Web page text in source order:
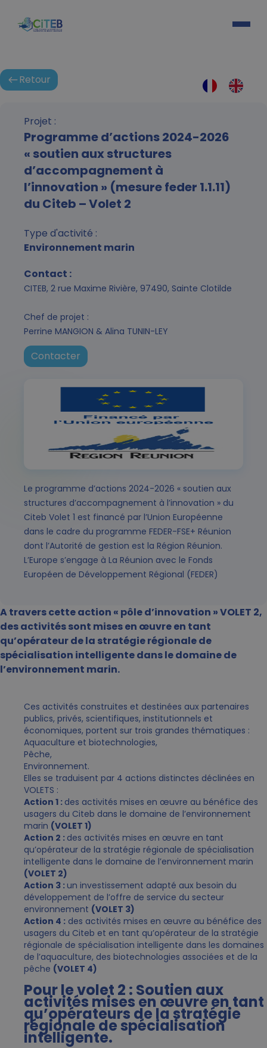
Retour
Projet :
Programme d’actions 2024-2026
« soutien aux structures
d’accompagnement à
l’innovation » (mesure feder 1.1.11)
du Citeb – Volet 2
Type d'activité :
Environnement marin
Contact :
CITEB, 2 rue Maxime Rivière, 97490, Sainte Clotilde
Chef de projet :
Perrine MANGION & Alina TUNIN-LEY
Contacter
Le programme d’actions 2024-2026 « soutien aux
structures d’accompagnement à l’innovation » du
Citeb Volet 1 est financé par l’Union Européenne
dans le cadre du programme FEDER-FSE+ Réunion
dont l’Autorité de gestion est la Région Réunion.
L’Europe s’engage à La Réunion avec le Fonds
Européen de Développement Régional (FEDER)
A travers cette action « pôle d’innovation » VOLET 2,
des activités sont mises en œuvre en tant
qu’opérateur de la stratégie régionale de
spécialisation intelligente dans le domaine de
l’environnement marin.
Ces activités construites et destinées aux partenaires
publics, privés, scientifiques, institutionnels et
économiques, portent sur trois grandes thématiques :
Aquaculture et biotechnologies,
Pêche,
Environnement.
Elles se traduisent par 4 actions distinctes déclinées en
VOLETS :
Action 1 : des activités mises en œuvre au bénéfice des
usagers du Citeb dans le domaine de l’environnement
marin (VOLET 1)
Action 2 : des activités mises en œuvre en tant
qu’opérateur de la stratégie régionale de spécialisation
intelligente dans le domaine de l’environnement marin
(VOLET 2)
Action 3 :un investissement adapté aux besoin du
développement de l’offre de service du secteur
environnement (VOLET 3)
Action 4 : des activités mises en œuvre au bénéfice des
usagers du Citeb et en tant qu’opérateur de la stratégie
régionale de spécialisation intelligente dans les domaines
de l’aquaculture, des biotechnologies associées et de la
pêche (VOLET 4)
Pour levolet 2 : Soutien aux
activités mises en œuvre en tant
qu’opérateurs de la stratégie
régionale de spécialisation
intelligente.